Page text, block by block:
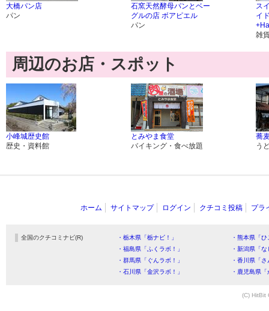
大橋パン店
パン
石窯天然酵母パンとベー
グルの店 ボアピエル
パン
ス
イ
雑
周辺のお店・スポット
小峰城歴史館
歴史・資料館
とみやま食堂
バイキング・食べ放題
蕎
う
ホーム サイトマップ ログイン クチコミ投稿 プラ
全国のクチコミナビ(R) ・栃木県「栃ナビ！」
・熊本県「
・福島県「ふくラボ！」
・新潟県「
・群馬県「ぐんラボ！」
・香川県「
・石川県「金沢ラボ！」
・鹿児島県
(C) HitBit